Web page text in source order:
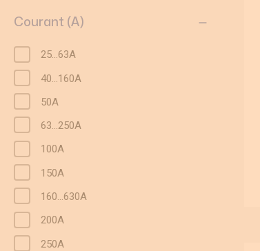
Éclairage de sécurité
Ampèremètre et voltmètre
Photovoltaïque
Courant (A)
25...63A
40…160A
50A
63…250A
100A
150A
160…630A
200A
250A